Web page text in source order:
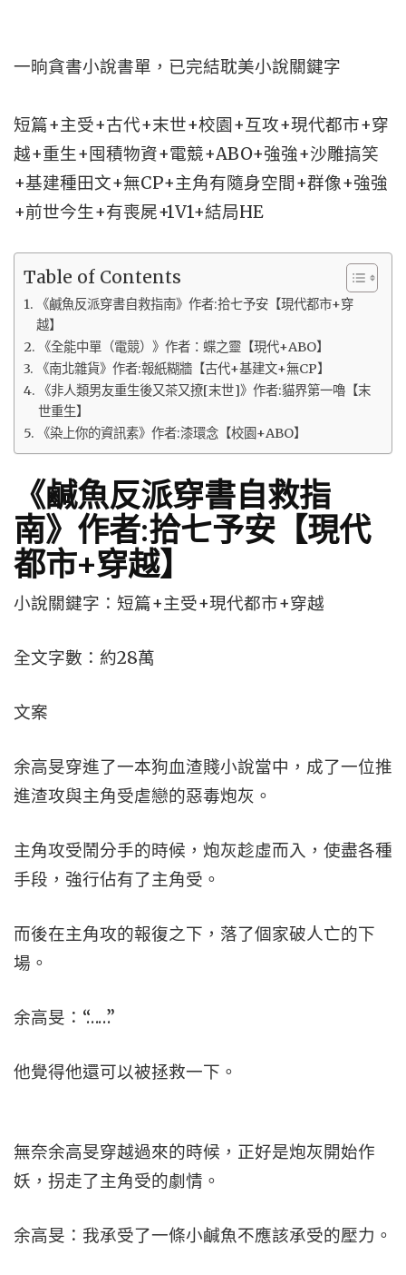
一晌貪書小說書單，已完結耽美小說關鍵字
短篇+主受+古代+末世+校園+互攻+現代都市+穿
越+重生+囤積物資+電競+ABO+強強+沙雕搞笑
+基建種田文+無CP+主角有隨身空間+群像+強強
+前世今生+有喪屍+1V1+結局HE
Table of Contents
《鹹魚反派穿書自救指南》作者:拾七予安【現代都市+穿
越】
《全能中單（電競）》作者：蝶之靈【現代+ABO】
《南北雜貨》作者:報紙糊牆【古代+基建文+無CP】
《非人類男友重生後又茶又撩[末世]》作者:貓界第一嚕【末
世重生】
《染上你的資訊素》作者:漆環念【校園+ABO】
《鹹魚反派穿書自救指
南》作者:拾七予安【現代
都市+穿越】
小說關鍵字：短篇+主受+現代都市+穿越
全文字數：約28萬
文案
余高旻穿進了一本狗血渣賤小說當中，成了一位推
進渣攻與主角受虐戀的惡毒炮灰。
主角攻受鬧分手的時候，炮灰趁虛而入，使盡各種
手段，強行佔有了主角受。
而後在主角攻的報復之下，落了個家破人亡的下
場。
余高旻：“……”
他覺得他還可以被拯救一下。
無奈余高旻穿越過來的時候，正好是炮灰開始作
妖，拐走了主角受的劇情。
余高旻：我承受了一條小鹹魚不應該承受的壓力。